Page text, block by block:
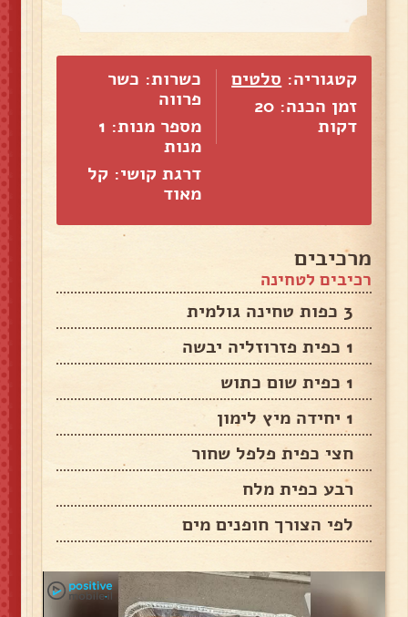
קטגוריה: סלטים
זמן הכנה: 20
דקות
כשרות: כשר
פרווה
מספר מנות: 1
מנות
דרגת קושי: קל
מאוד
מרכיבים
רכיבים לטחינה
3 כפות טחינה גולמית
1 כפית פזרוזליה יבשה
1 כפית שום כתוש
1 יחידה מיץ לימון
חצי כפית פלפל שחור
רבע כפית מלח
לפי הצורך חופנים מים